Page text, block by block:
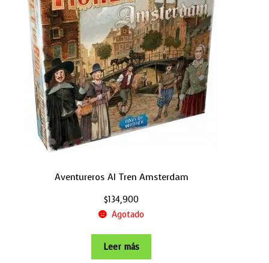
Aventureros Al Tren Amsterdam
$134,900
Agotado
Leer más